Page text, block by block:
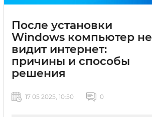
После установки
Windows компьютер не
видит интернет:
причины и способы
решения
17 05 2025, 10:50 0